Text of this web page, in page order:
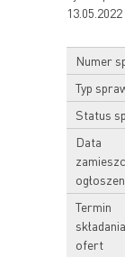
13.05.2022
Numer
Typ
Status
Data
Termin
składania
ofert